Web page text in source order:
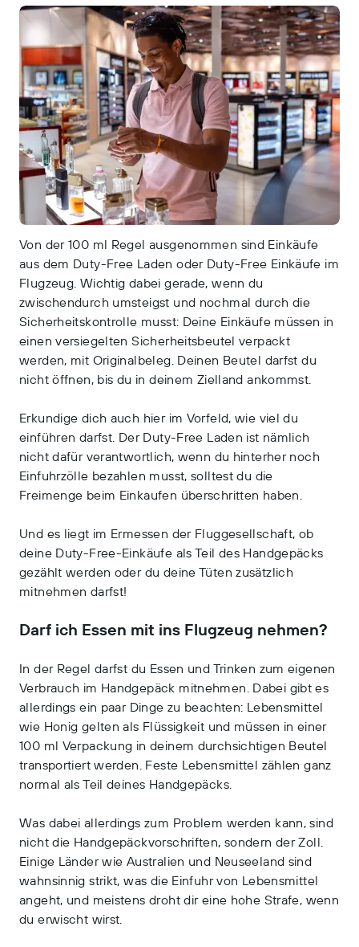
Von der 100 ml Regel ausgenommen sind Einkäufe
aus dem Duty-Free Laden oder Duty-Free Einkäufe im
Flugzeug. Wichtig dabei gerade, wenn du
zwischendurch umsteigst und nochmal durch die
Sicherheitskontrolle musst: Deine Einkäufe müssen in
einen versiegelten Sicherheitsbeutel verpackt
werden, mit Originalbeleg. Deinen Beutel darfst du
nicht öffnen, bis du in deinem Zielland ankommst.
Erkundige dich auch hier im Vorfeld, wie viel du
einführen darfst. Der Duty-Free Laden ist nämlich
nicht dafür verantwortlich, wenn du hinterher noch
Einfuhrzölle bezahlen musst, solltest du die
Freimenge beim Einkaufen überschritten haben.
Und es liegt im Ermessen der Fluggesellschaft, ob
deine Duty-Free-Einkäufe als Teil des Handgepäcks
gezählt werden oder du deine Tüten zusätzlich
mitnehmen darfst!
Darf ich Essen mit ins Flugzeug nehmen?
In der Regel darfst du Essen und Trinken zum eigenen
Verbrauch im Handgepäck mitnehmen. Dabei gibt es
allerdings ein paar Dinge zu beachten: Lebensmittel
wie Honig gelten als Flüssigkeit und müssen in einer
100 ml Verpackung in deinem durchsichtigen Beutel
transportiert werden. Feste Lebensmittel zählen ganz
normal als Teil deines Handgepäcks.
Was dabei allerdings zum Problem werden kann, sind
nicht die Handgepäckvorschriften, sondern der Zoll.
Einige Länder wie Australien und Neuseeland sind
wahnsinnig strikt, was die Einfuhr von Lebensmittel
angeht, und meistens droht dir eine hohe Strafe, wenn
du erwischt wirst.